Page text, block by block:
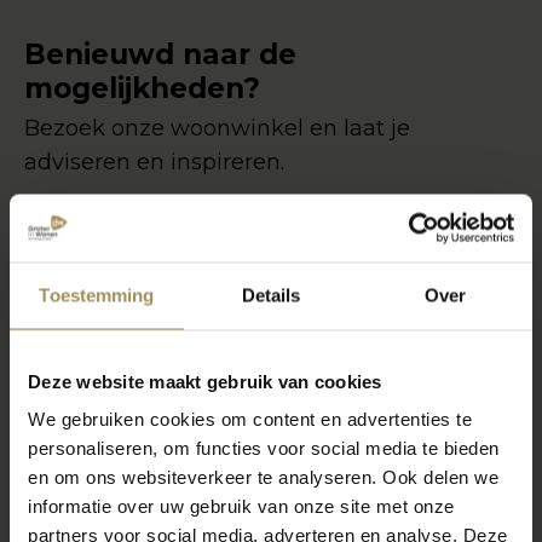
Toestemming Details Over
Deze website maakt gebruik van cookies
We gebruiken cookies om content en advertenties te
personaliseren, om functies voor social media te bieden
en om ons websiteverkeer te analyseren. Ook delen we
informatie over uw gebruik van onze site met onze
partners voor social media, adverteren en analyse. Deze
Benieuwd naar de
mogelijkheden?
Bezoek onze woonwinkel en laat je
adviseren en inspireren.
Personal shopping